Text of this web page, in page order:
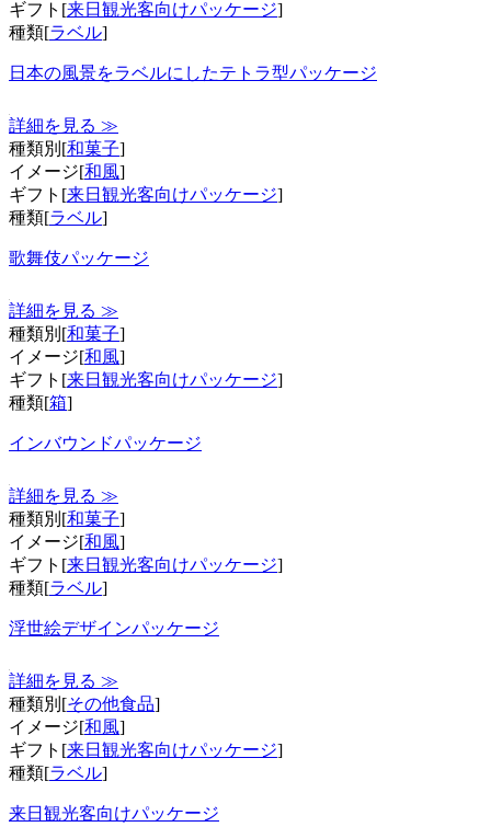
ギフト[来日観光客向けパッケージ]
種類[ラベル]
日本の風景をラベルにしたテトラ型パッケージ
詳細を見る ≫
種類別[和菓子]
イメージ[和風]
ギフト[来日観光客向けパッケージ]
種類[ラベル]
歌舞伎パッケージ
詳細を見る ≫
種類別[和菓子]
イメージ[和風]
ギフト[来日観光客向けパッケージ]
種類[箱]
インバウンドパッケージ
詳細を見る ≫
種類別[和菓子]
イメージ[和風]
ギフト[来日観光客向けパッケージ]
種類[ラベル]
浮世絵デザインパッケージ
詳細を見る ≫
種類別[その他食品]
イメージ[和風]
ギフト[来日観光客向けパッケージ]
種類[ラベル]
来日観光客向けパッケージ